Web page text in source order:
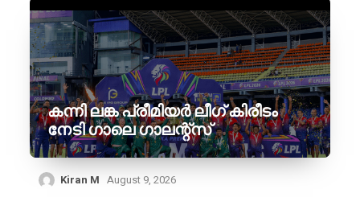
കന്നി ലങ്ക പ്രീമിയർ ലീഗ് കിരീടം
നേടി ഗാലെ ഗാലന്റ്‌സ്
Kiran M August 9, 2026